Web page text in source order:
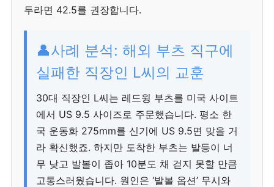
두라면 42.5를 권장합니다.
👤사례 분석: 해외 부츠 직구에
실패한 직장인 L씨의 교훈
30대 직장인 L씨는 레드윙 부츠를 미국 사이트
에서 US 9.5 사이즈로 주문했습니다. 평소 한
국 운동화 275mm를 신기에 US 9.5면 맞을 거
라 확신했죠. 하지만 도착한 부츠는 발등이 너
무 낮고 발볼이 좁아 10분도 채 걷지 못할 만큼
고통스러웠습니다. 원인은 ‘발볼 옵션’ 무시와